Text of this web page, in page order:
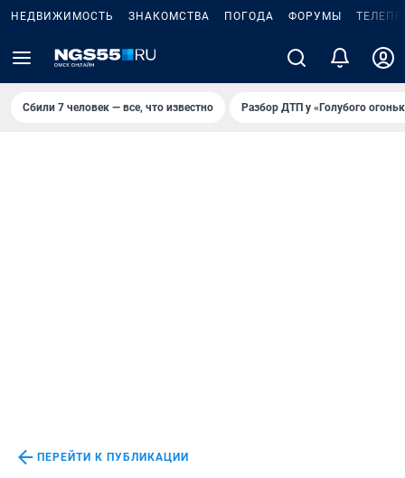
НЕДВИЖИМОСТЬ ЗНАКОМСТВА ПОГОДА ФОРУМЫ
Сбили 7 человек — все, что известно Разбор ДТП у «Голубого
ПЕРЕЙТИ К ПУБЛИКАЦИИ